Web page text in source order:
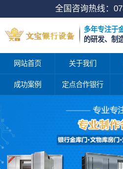
全国咨询热线：
多年专注于
的研发、制
网站首页 关于我们
成功案例 定点合作银行